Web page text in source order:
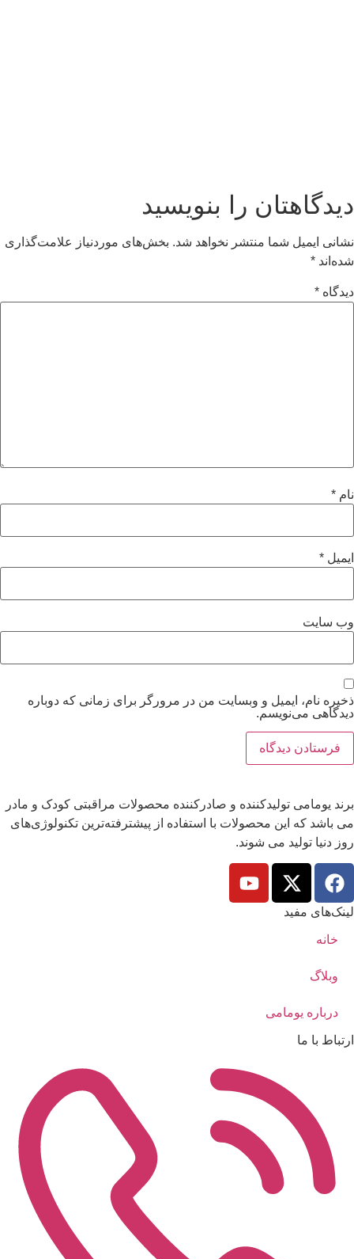
دیدگاهتان را بنویسید
نشانی ایمیل شما منتشر نخواهد شد. بخش‌های موردنیاز علامت‌گذاری
شده‌اند *
دیدگاه *
نام *
ایمیل *
وب‌ سایت
ذخیره نام، ایمیل و وبسایت من در مرورگر برای زمانی که دوباره
دیدگاهی می‌نویسم.
برند یومامی تولیدکننده و صادرکننده محصولات مراقبتی کودک و مادر
می باشد که این محصولات با استفاده از پیشترفته‌ترین تکنولوژی‌های
روز دنیا تولید می شوند.
لینک‌های مفید
خانه
وبلاگ
درباره یومامی
ارتباط با ما